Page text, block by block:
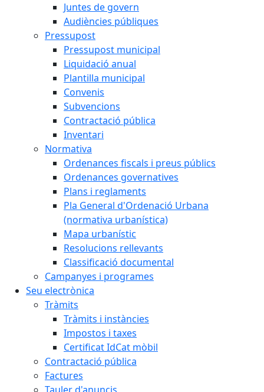
Juntes de govern
Audiències públiques
Pressupost
Pressupost municipal
Liquidació anual
Plantilla municipal
Convenis
Subvencions
Contractació pública
Inventari
Normativa
Ordenances fiscals i preus públics
Ordenances governatives
Plans i reglaments
Pla General d'Ordenació Urbana
(normativa urbanística)
Mapa urbanístic
Resolucions rellevants
Classificació documental
Campanyes i programes
Seu electrònica
Tràmits
Tràmits i instàncies
Impostos i taxes
Certificat IdCat mòbil
Contractació pública
Factures